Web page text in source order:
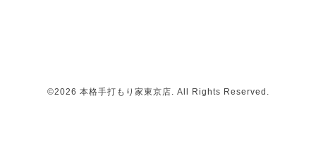
©2026 本格手打もり家東京店. All Rights Reserved.